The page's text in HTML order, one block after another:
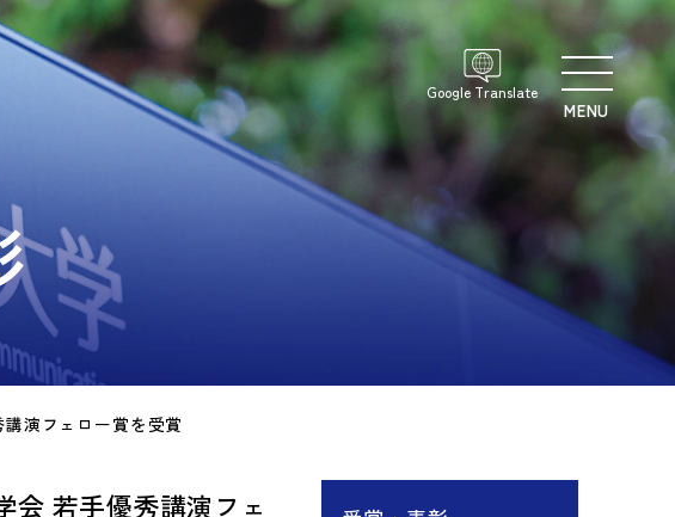
Google Translate
MENU
演フェロー賞を受賞
会 若手優秀講演フェ